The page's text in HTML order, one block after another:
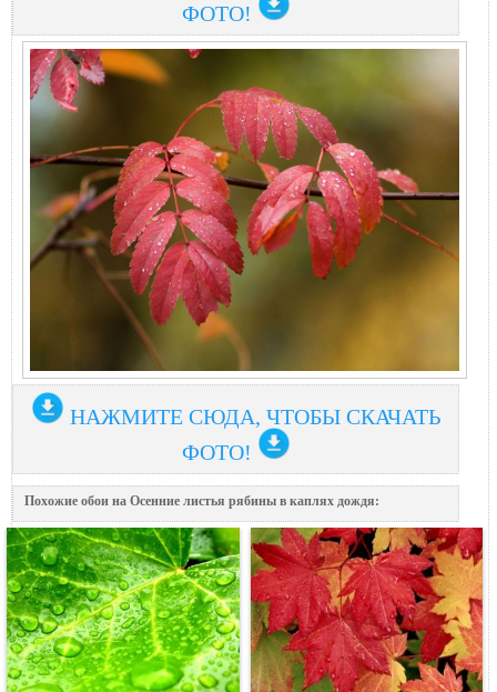
ФОТО!
НАЖМИТЕ СЮДА, ЧТОБЫ СКАЧАТЬ
ФОТО!
Похожие обои на Осенние листья рябины в каплях дождя: